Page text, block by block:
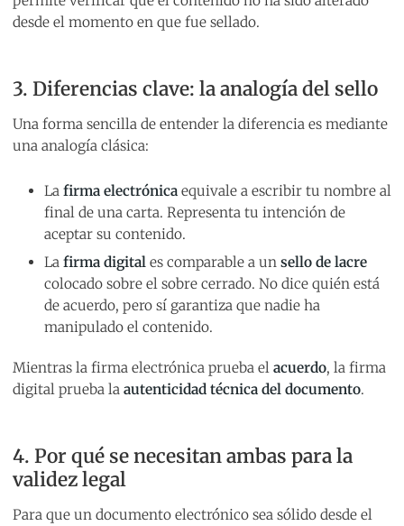
desde el momento en que fue sellado.
3. Diferencias clave: la analogía del sello
Una forma sencilla de entender la diferencia es mediante
una analogía clásica:
La firma electrónica equivale a escribir tu nombre al
final de una carta. Representa tu intención de
aceptar su contenido.
La firma digital es comparable a un sello de lacre
colocado sobre el sobre cerrado. No dice quién está
de acuerdo, pero sí garantiza que nadie ha
manipulado el contenido.
Mientras la firma electrónica prueba el acuerdo, la firma
digital prueba la autenticidad técnica del documento.
4. Por qué se necesitan ambas para la
validez legal
Para que un documento electrónico sea sólido desde el